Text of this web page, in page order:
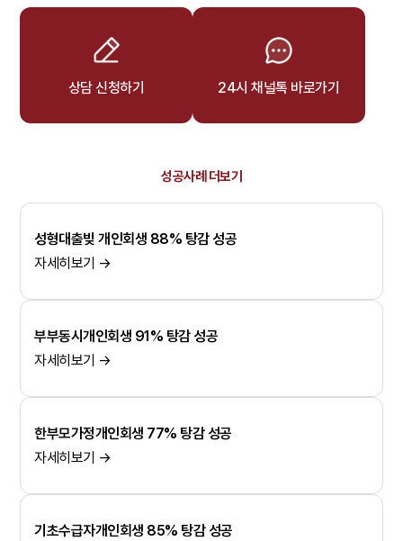
상담 신청하기 24시 채널톡 바로가기
성공사례 더보기
성형대출빚 개인회생 88% 탕감 성공
자세히보기 →
부부동시개인회생 91% 탕감 성공
자세히보기 →
한부모가정개인회생 77% 탕감 성공
자세히보기 →
기초수급자개인회생 85% 탕감 성공